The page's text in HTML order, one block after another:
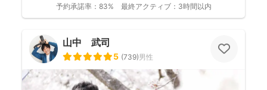
予約承諾率： 83% 最終アクティブ： 3時間以内
山中 武司
5 (739)男性